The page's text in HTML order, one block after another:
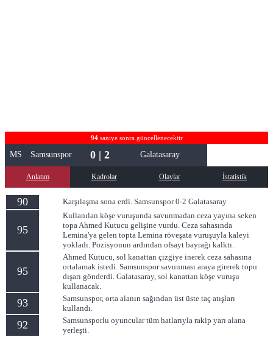
94saniye sonra güncellenecektir
MS Samsunspor 0 | 2 Galatasaray
Anlatım Kadrolar Olaylar İstatistik
90 Karşılaşma sona erdi. Samsunspor 0-2 Galatasaray
95
Kullanılan köşe vuruşunda savunmadan ceza yayına seken
topa Ahmed Kutucu gelişine vurdu. Ceza sahasında
Lemina'ya gelen topta Lemina röveşata vuruşuyla kaleyi
yokladı. Pozisyonun ardından ofsayt bayrağı kalktı.
95
Ahmed Kutucu, sol kanattan çizgiye inerek ceza sahasına
ortalamak istedi. Samsunspor savunması araya girerek topu
dışarı gönderdi. Galatasaray, sol kanattan köşe vuruşu
kullanacak.
93
Samsunspor, orta alanın sağından üst üste taç atışları
kullandı.
92
Samsunsporlu oyuncular tüm hatlarıyla rakip yarı alana
yerleşti.